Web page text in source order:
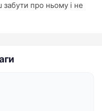
про ньому і не